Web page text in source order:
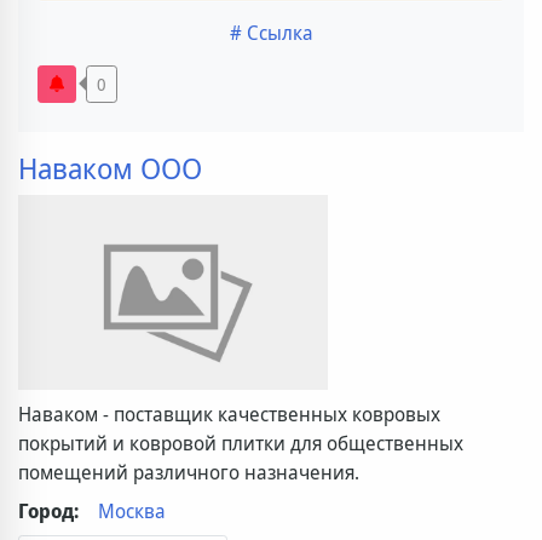
# Ссылка
0
Наваком ООО
Наваком - поставщик качественных ковровых
покрытий и ковровой плитки для общественных
помещений различного назначения.
Город:
Москва